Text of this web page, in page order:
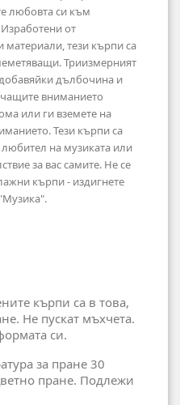
любовта си към
от
материали, тези кърпи са
Триизмерният
дълбочина и
вниманието
или ги вземете на
Тези кърпи са
на музиката или
за вас самите. Не се
кърпи - издигнете
кърпи са в това,
Не пускат мъхчета.
си.
за пране 30
пране. Подлежи